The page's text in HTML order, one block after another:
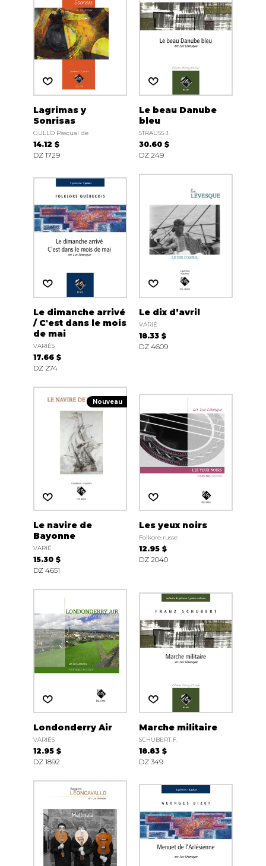
Lagrimas y
Sonrisas
GULLO Pascual de
14.12 $
DZ 1729
Le beau Danube
bleu
STRAUSS J.
30.60 $
DZ 249
Le dimanche arrivé
/ C'est dans le mois
de mai
VARIÉS
17.66 $
DZ 274
Le dix d’avril
VARIÉ
18.33 $
DZ 4609
Nouveau
Le navire de
Bayonne
VARIÉ
15.30 $
DZ 4651
Les yeux noirs
Folkore russe
12.95 $
DZ 2040
Londonderry Air
VARIÉS
12.95 $
DZ 1892
Marche militaire
SCHUBERT F.
18.83 $
DZ 349